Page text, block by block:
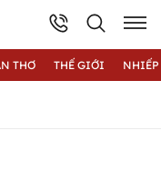
THƠ THẾ GIỚI